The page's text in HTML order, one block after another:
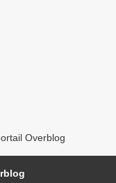
Overblog